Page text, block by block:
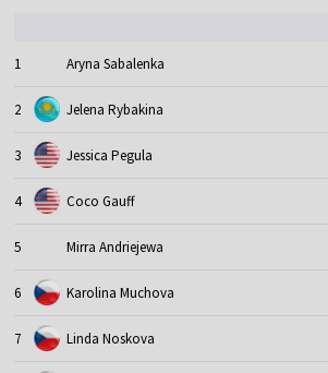
1 Aryna Sabalenka
2 Jelena Rybakina
3 Jessica Pegula
4 Coco Gauff
5 Mirra Andriejewa
6 Karolina Muchova
7 Linda Noskova